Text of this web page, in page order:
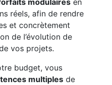
modulaires en
réels, afin de rendre
et concrètement
de l’évolution de
vos projets.
budget, vous
multiples de